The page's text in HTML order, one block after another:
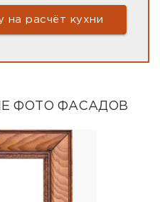
ФОТО ФАСАДОВ